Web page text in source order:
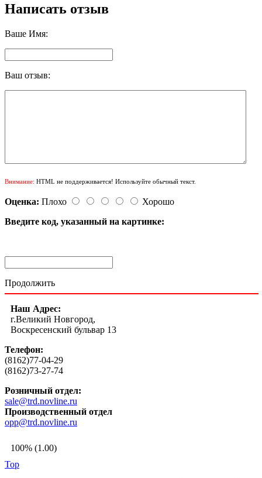
Написать отзыв
Ваше Имя:
Ваш отзыв:
Внимание: HTML не поддерживается! Используйте обычный текст.
Оценка: Плохо
Хорошо
Введите код, указанный на картинке:
Продолжить
Наш Адрес:
г.Великий Новгород,
Воскресенский бульвар 13
Телефон:
(8162)77-04-29
(8162)73-27-74
Розничный отдел:
sale@trd.novline.ru
Производственный отдел
opp@trd.novline.ru
100% (1.00)
Top